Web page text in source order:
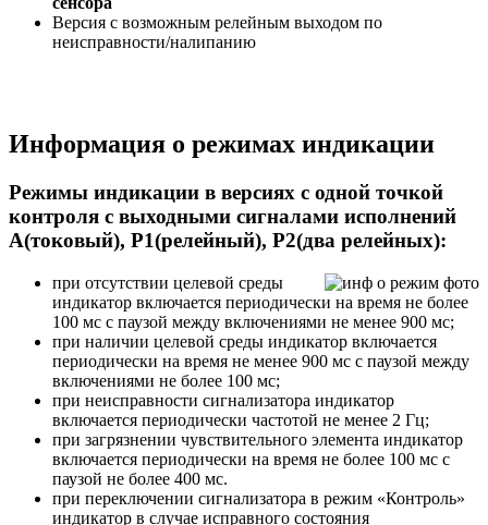
Версия с возможным релейным выходом по
неисправности/налипанию
Информация о режимах индикации
Режимы индикации в версиях с одной точкой
контроля c выходными сигналами исполнений
А(токовый), Р1(релейный), Р2(два релейных):
при отсутствии целевой среды
индикатор включается периодически на время не более
100 мс с паузой между включениями не менее 900 мс;
при наличии целевой среды индикатор включается
периодически на время не менее 900 мс с паузой между
включениями не более 100 мс;
при неисправности сигнализатора индикатор
включается периодически частотой не менее 2 Гц;
при загрязнении чувствительного элемента индикатор
включается периодически на время не более 100 мс с
паузой не более 400 мс.
при переключении сигнализатора в режим «Контроль»
индикатор в случае исправного состояния